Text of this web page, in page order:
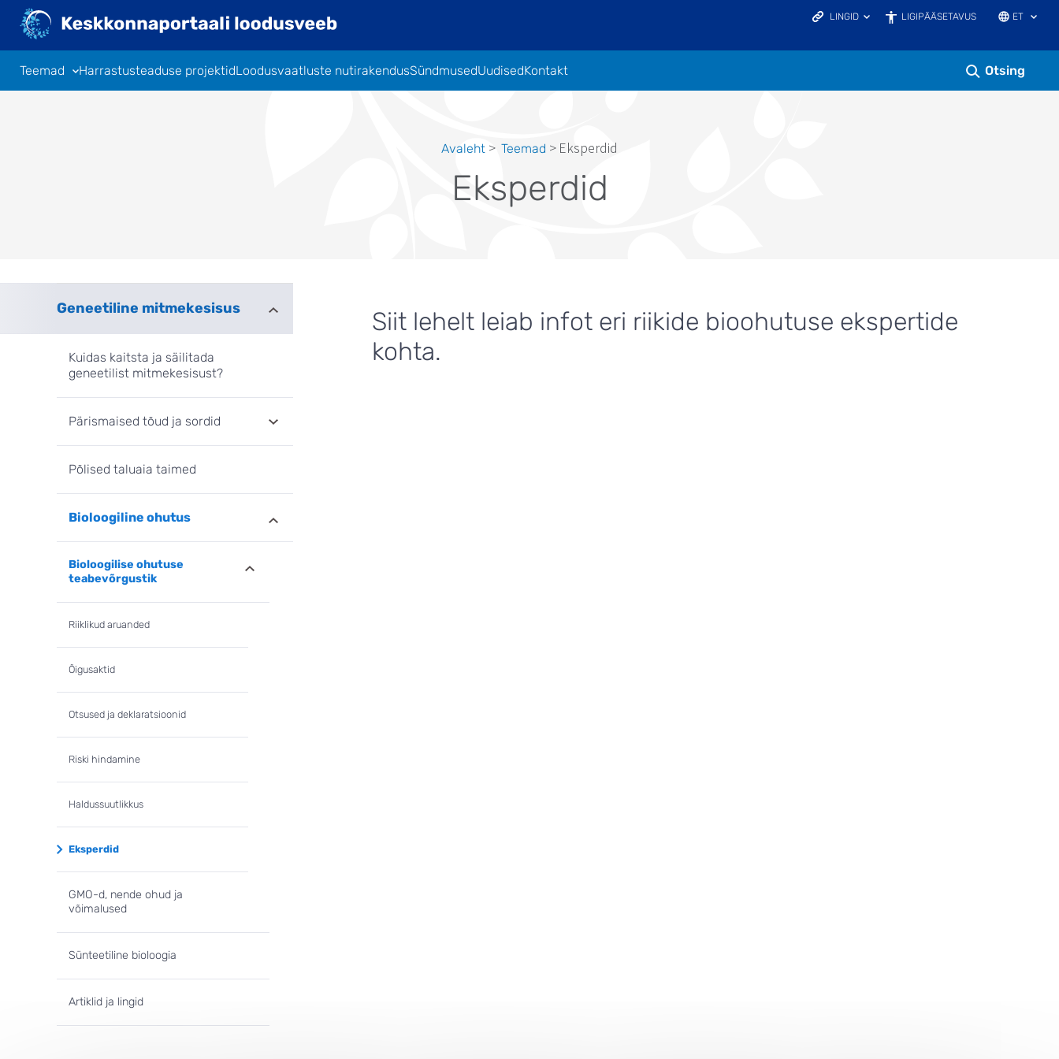
Liigu
edasi
põhisisu
juurde
LINGID
KESKKONNAHARIDUS.EE
LIGIPÄÄSETAVUS ET
Teemad Harrastusteaduse projektidLoodusvaatluste nutirakendusSündmusedUudisedKontakt Otsing
Avaleht Teemad Eksperdid
Eksperdid
Geneetiline mitmekesisus
Kuidas kaitsta ja säilitada
geneetilist mitmekesisust?
Pärismaised tõud ja sordid
Põlised taluaia taimed
Bioloogiline ohutus
Bioloogilise ohutuse
teabevõrgustik
Riiklikud aruanded
Õigusaktid
Otsused ja deklaratsioonid
Riski hindamine
Haldussuutlikkus
Eksperdid
GMO-d, nende ohud ja
võimalused
Sünteetiline bioloogia
Artiklid ja lingid
Siit lehelt leiab infot eri riikide bioohutuse ekspertide
kohta.